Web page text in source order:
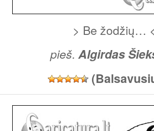
> Be žodžių…
pieš. Algirdas